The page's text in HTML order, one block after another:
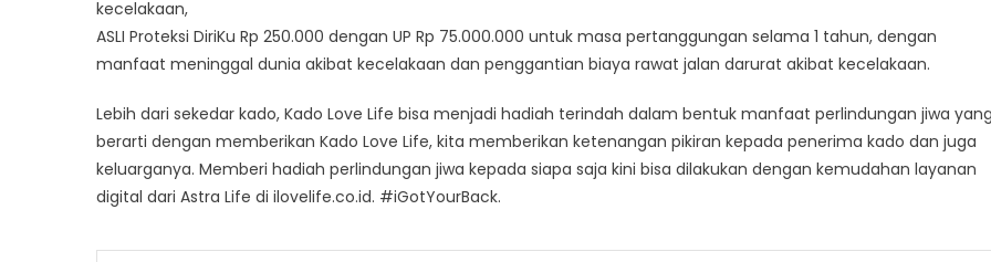
kecelakaan,
ASLI Proteksi DiriKu Rp 250.000 dengan UP Rp 75.000.000 untuk masa pertanggungan selama 1 tahun, dengan
manfaat meninggal dunia akibat kecelakaan dan penggantian biaya rawat jalan darurat akibat kecelakaan.
Lebih dari sekedar kado, Kado Love Life bisa menjadi hadiah terindah dalam bentuk manfaat perlindungan jiwa
berarti dengan memberikan Kado Love Life, kita memberikan ketenangan pikiran kepada penerima kado dan juga
keluarganya. Memberi hadiah perlindungan jiwa kepada siapa saja kini bisa dilakukan dengan kemudahan layanan
digital dari Astra Life di ilovelife.co.id. #iGotYourBack.